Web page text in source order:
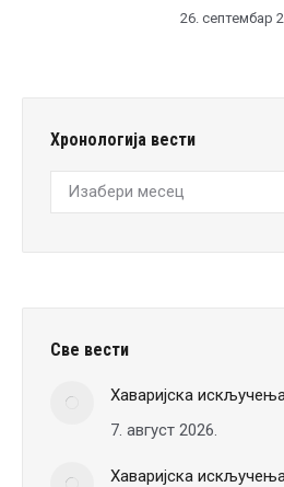
26. септембар
Хронологија вести
Хронологија
вести
Све вести
Хаваријска
7. август 2026.
Хаваријска